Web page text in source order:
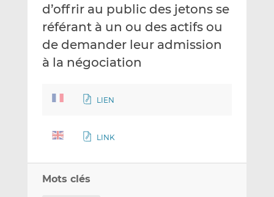
d’offrir au public des jetons se
référant à un ou des actifs ou
de demander leur admission
à la négociation
LIEN
LINK
Mots clés